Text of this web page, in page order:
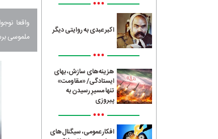
•••
اکبر عبدی به روایتی دیگر
•••
هزینه‌های سازش، بهای
ایستادگی/ «مقاومت»
تنها مسیرِ رسیدن به
پیروزی
•••
افکار عمومی، سیگنال‌های
واقعا
ملموسی